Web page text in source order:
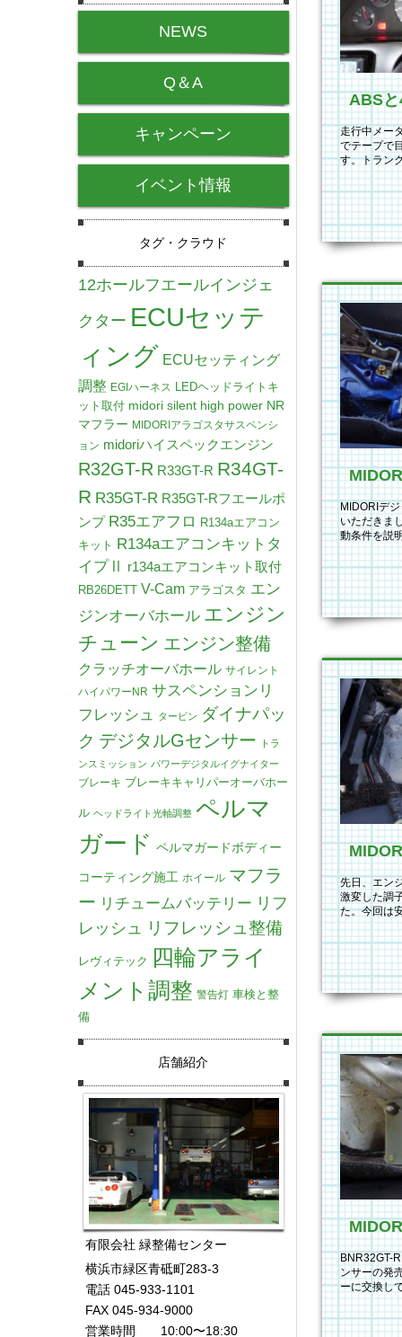
走行中メー
でテープで
す。トラン
LEDラン
MIDORIデ
いただきま
動条件を説
して頂く
先日、エン
激変した調
た。今回は
MIDORIデ
BNR32GT-
ンサーの発
ーに交換し
MIDORIデ
NEWS
Q＆A
キャンペーン
イベント情報
タグ・クラウド
12ホールフエールインジェ
クター ECUセッテ
ィング ECUセッティング
調整 EGIハーネス LEDヘッドライトキ
ット取付 midori silent high power NR
マフラー MIDORIアラゴスタサスペンシ
ョン midoriハイスペックエンジン
R32GT-R R33GT-R R34GT-
R R35GT-R R35GT-Rフエールポ
ンプ R35エアフロ R134aエアコン
キット R134aエアコンキットタ
イプⅡ
r134aエアコンキット取付
RB26DETT V-Cam アラゴスタ エン
ジンオーバホール エンジン
チューン エンジン整備
クラッチオーバホール サイレント
ハイパワーNR サスペンションリ
フレッシュ
タービン ダイナパッ
ク デジタルGセンサー
トラ
ンスミッション パワーデジタルイグナイター
ブレーキ ブレーキキャリパーオーバホー
ル ヘッドライト光軸調整 ペルマ
ガード ペルマガードボディー
コーティング施工 ホイール マフラ
ー リチュームバッテリー リフ
レッシュ
リフレッシュ整備
レヴィテック 四輪アライ
メント調整 警告灯 車検と整
備
店舗紹介
有限会社 緑整備センター
横浜市緑区青砥町283-3
電話 045-933-1101
FAX 045-934-9000
営業時間 10:00〜18:30